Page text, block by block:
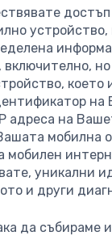
достъп
включително,
което
на
адреса на
мобилна
мобилен
уникални
и други
да събираме